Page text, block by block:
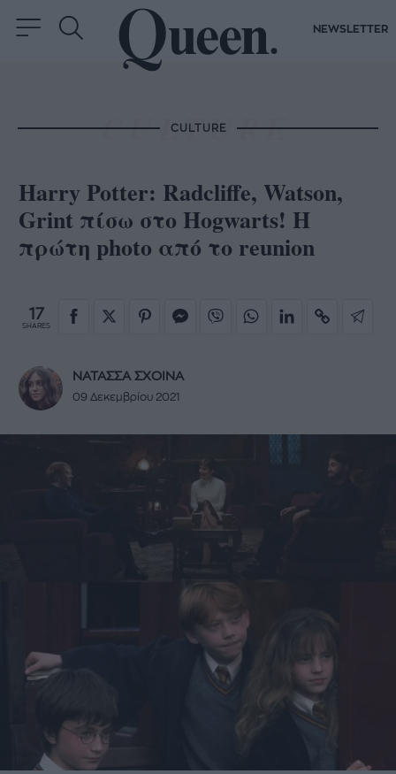
NEWSLETTER
CULTURE
Harry Potter: Radcliffe, Watson,
Grint πίσω στο Hogwarts! Η
πρώτη photo από το reunion
17
SHARES
ΝΑΤΑΣΣΑ ΣΧΟΙΝΑ
09 Δεκεμβρίου 2021